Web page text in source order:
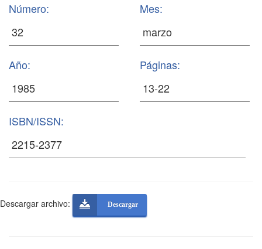
Número: Mes:
Año: Páginas:
ISBN/ISSN:
Descargar archivo: Descargar